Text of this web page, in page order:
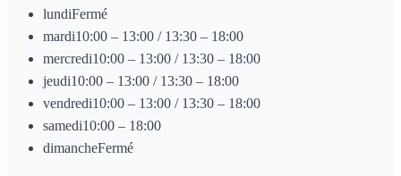
lundiFermé
mardi10:00 – 13:00 / 13:30 – 18:00
mercredi10:00 – 13:00 / 13:30 – 18:00
jeudi10:00 – 13:00 / 13:30 – 18:00
vendredi10:00 – 13:00 / 13:30 – 18:00
samedi10:00 – 18:00
dimancheFermé